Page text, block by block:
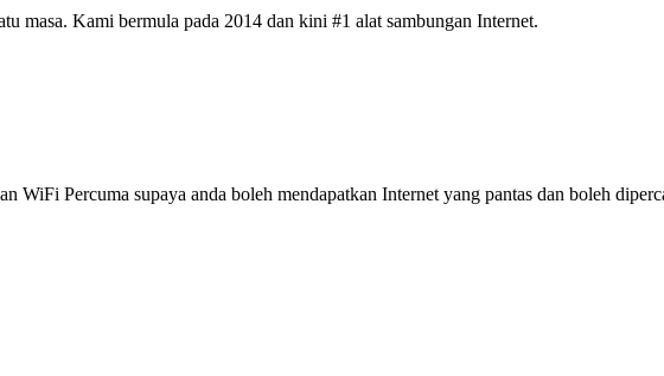
masa. Kami bermula pada 2014 dan kini #1 alat sambungan Internet.
Percuma supaya anda boleh mendapatkan Internet yang pantas dan boleh